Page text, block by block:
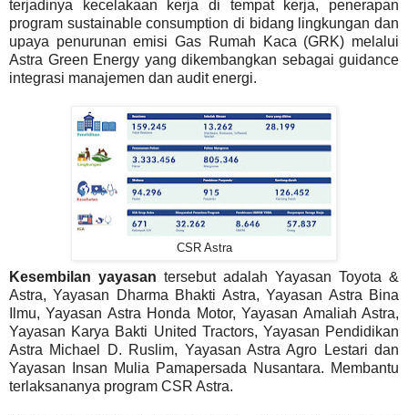
terjadinya kecelakaan kerja di tempat kerja, penerapan
program sustainable consumption di bidang lingkungan dan
upaya penurunan emisi Gas Rumah Kaca (GRK) melalui
Astra Green Energy yang dikembangkan sebagai guidance
integrasi manajemen dan audit energi.
CSR Astra
Kesembilan yayasan tersebut adalah Yayasan Toyota &
Astra, Yayasan Dharma Bhakti Astra, Yayasan Astra Bina
Ilmu, Yayasan Astra Honda Motor, Yayasan Amaliah Astra,
Yayasan Karya Bakti United Tractors, Yayasan Pendidikan
Astra Michael D. Ruslim, Yayasan Astra Agro Lestari dan
Yayasan Insan Mulia Pamapersada Nusantara. Membantu
terlaksananya program CSR Astra.